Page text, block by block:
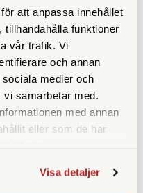
att anpassa innehållet
tillhandahålla funktioner
vår trafik. Vi
och annan
medier och
vi samarbetar med.
med annan
eller som de har
Visa detaljer